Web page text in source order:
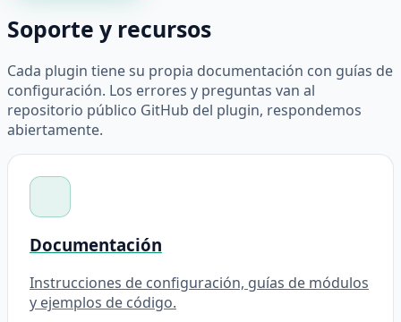
Soporte y recursos
Cada plugin tiene su propia documentación con guías de
configuración. Los errores y preguntas van al
repositorio público GitHub del plugin, respondemos
abiertamente.
Documentación
Instrucciones de configuración, guías de módulos
y ejemplos de código.